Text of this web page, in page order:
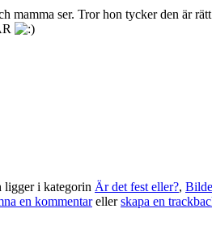
mamma ser. Tror hon tycker den är
ligger i kategorin Är det fest eller?,
en kommentarellerskapa en